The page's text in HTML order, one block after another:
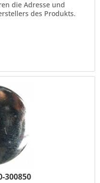
die Adresse und
des Produkts.
300850